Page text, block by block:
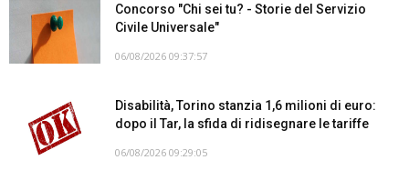
Concorso "Chi sei tu? - Storie del Servizio
Civile Universale"
06/08/2026 09:37:57
Disabilità, Torino stanzia 1,6 milioni di euro:
dopo il Tar, la sfida di ridisegnare le tariffe
06/08/2026 09:29:05